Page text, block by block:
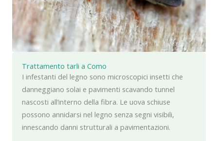
Trattamento tarli a Como
I infestanti del legno sono microscopici insetti che
danneggiano solai e pavimenti scavando tunnel
nascosti all’interno della fibra. Le uova schiuse
possono annidarsi nel legno senza segni visibili,
innescando danni strutturali a pavimentazioni.